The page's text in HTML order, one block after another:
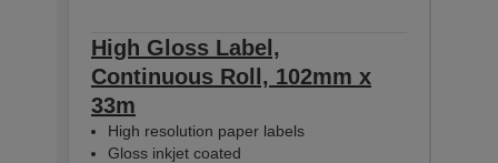
High Gloss Label,
Continuous Roll, 102mm x
33m
High resolution paper labels
Gloss inkjet coated